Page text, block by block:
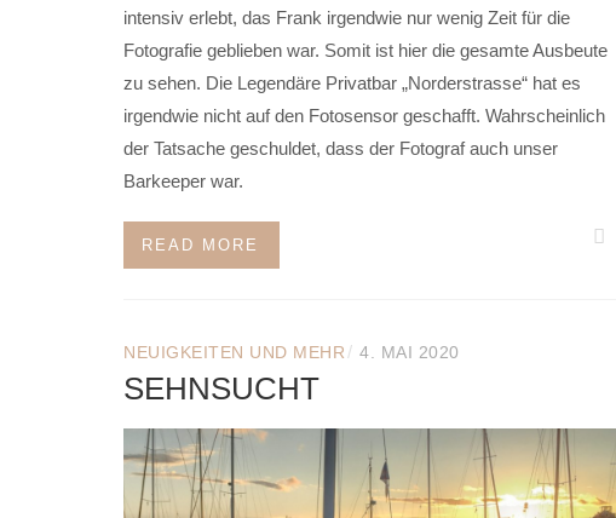
intensiv erlebt, das Frank irgendwie nur wenig Zeit für die
Fotografie geblieben war. Somit ist hier die gesamte Ausbeute
zu sehen. Die Legendäre Privatbar „Norderstrasse“ hat es
irgendwie nicht auf den Fotosensor geschafft. Wahrscheinlich
der Tatsache geschuldet, dass der Fotograf auch unser
Barkeeper war.
READ MORE
NEUIGKEITEN UND MEHR/ 4. MAI 2020
SEHNSUCHT